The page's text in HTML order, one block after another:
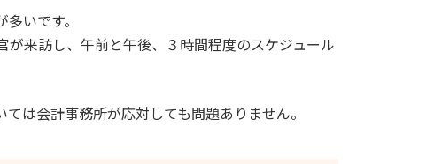
いです。
来訪し、午前と午後、３時間程度のスケジュール
は会計事務所が応対しても問題ありません。